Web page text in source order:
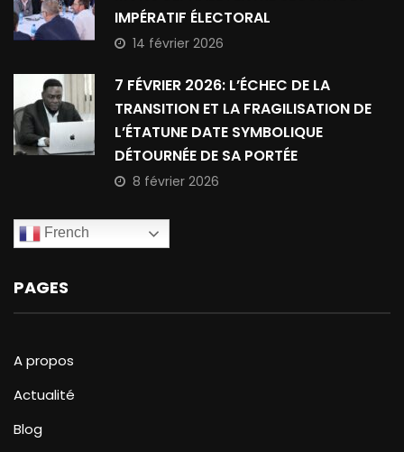
IMPÉRATIF ÉLECTORAL
14 février 2026
7 FÉVRIER 2026: L’ÉCHEC DE LA
TRANSITION ET LA FRAGILISATION DE
L’ÉTATUNE DATE SYMBOLIQUE
DÉTOURNÉE DE SA PORTÉE
8 février 2026
French
PAGES
A propos
Actualité
Blog